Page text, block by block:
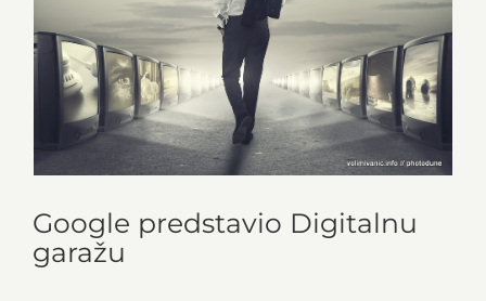
Google predstavio Digitalnu
garažu